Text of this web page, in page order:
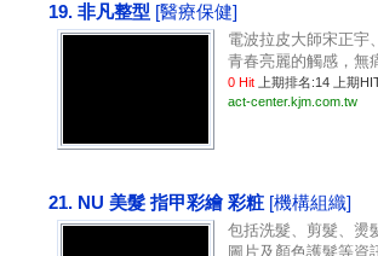
19. 非凡整型 [醫療保健]
電波拉皮大師宋正宇
青春亮麗的觸感，無
0 Hit 上期排名:14 上期
act-center.kjm.com.tw
21. NU 美髮 指甲彩繪 彩粧 [機構組織]
包括洗髮、剪髮、燙
圖片及顏色護髮等資